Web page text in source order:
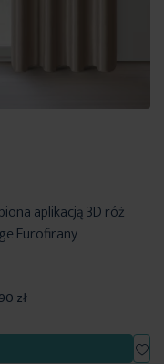
aplikacją 3D róż
Eurofirany
zł